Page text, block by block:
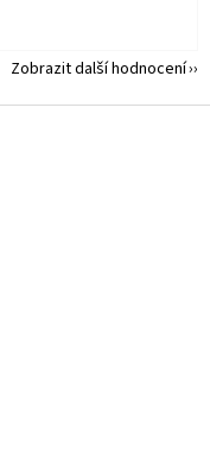
Zobrazit další hodnocení